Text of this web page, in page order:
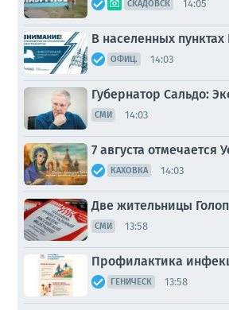
СКАДОВСК 14:05
В населенных
ОФИЦ. 14:03
Губернатор Сальдо:
СМИ 14:03
7 августа
КАХОВКА 14:03
Две жительницы
СМИ 13:58
Профилактика
ГЕНИЧЕСК 13:58